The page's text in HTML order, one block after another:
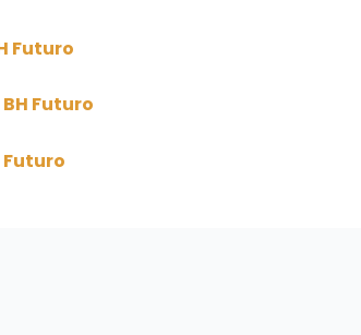
Futuro
Futuro